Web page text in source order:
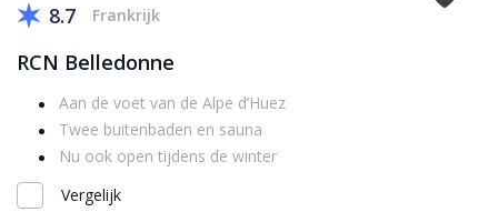
8.7 Frankrijk
RCN Belledonne
Aan de voet van de Alpe d’Huez
Twee buitenbaden en sauna
Nu ook open tijdens de winter
Vergelijk